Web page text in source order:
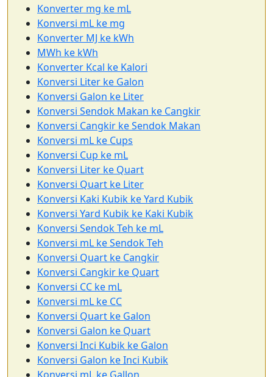
Konverter mg ke mL
Konversi mL ke mg
Konverter MJ ke kWh
MWh ke kWh
Konverter Kcal ke Kalori
Konversi Liter ke Galon
Konversi Galon ke Liter
Konversi Sendok Makan ke Cangkir
Konversi Cangkir ke Sendok Makan
Konversi mL ke Cups
Konversi Cup ke mL
Konversi Liter ke Quart
Konversi Quart ke Liter
Konversi Kaki Kubik ke Yard Kubik
Konversi Yard Kubik ke Kaki Kubik
Konversi Sendok Teh ke mL
Konversi mL ke Sendok Teh
Konversi Quart ke Cangkir
Konversi Cangkir ke Quart
Konversi CC ke mL
Konversi mL ke CC
Konversi Quart ke Galon
Konversi Galon ke Quart
Konversi Inci Kubik ke Galon
Konversi Galon ke Inci Kubik